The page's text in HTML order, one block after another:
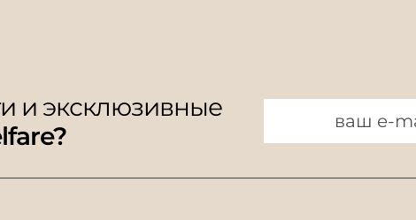
и эксклюзивные